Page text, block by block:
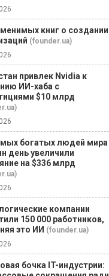
книг о создании
(founder.ua)
привлек Nvidia к
ИИ-хаба с
$10 млрд
богатых людей мира
день увеличили
на $336 млрд
компании
150 000 работников,
это ИИ (founder.ua)
бочка IT-индустрии: